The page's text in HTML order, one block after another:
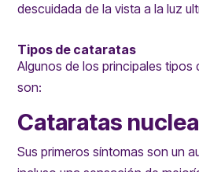
descuidada de la vista a la luz
Tipos de cataratas
Algunos de los principales tipos
son:
Cataratas
Sus primeros síntomas son un